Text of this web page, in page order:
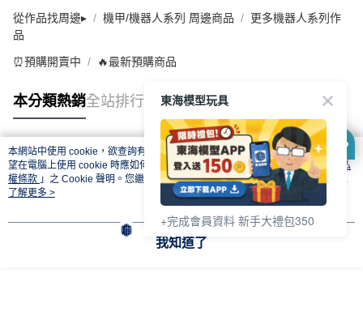
從作品找周邊▸ 機甲/機器人系列 周邊商品
更多機器人系列作
品
⏰預購開賣中 🔥最新預購商品
本分類熱銷全站排行
熱門標籤
本網站中使用 cookie，欲查詢有關本網站使用 cookie 方式之詳情，及若您不希
望在電腦上使用 cookie 時應如何變更電腦的 cookie 設定，請參閱本網站「
隱私
權條款 」之 Cookie 聲明。您繼續使用本網站即表示您同意本公司得按本網站使
用條款之 Cookie 聲明使用 cookie。
了解更多 >
我知道了
東海模型玩具
+完成會員資料 新手大禮包350